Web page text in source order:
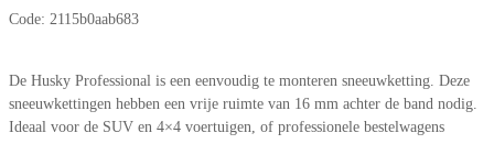
Code: 2115b0aab683
De Husky Professional is een eenvoudig te monteren sneeuwketting. Deze
sneeuwkettingen hebben een vrije ruimte van 16 mm achter de band nodig.
Ideaal voor de SUV en 4×4 voertuigen, of professionele bestelwagens